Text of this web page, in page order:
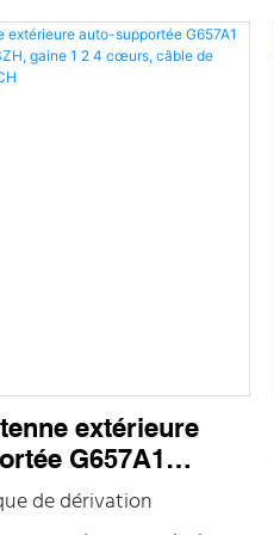
de résistance, offrant
stabilité structurelle
extérieure
G657A1
LSZH, gaine 1
câble de dérivation
de dérivation